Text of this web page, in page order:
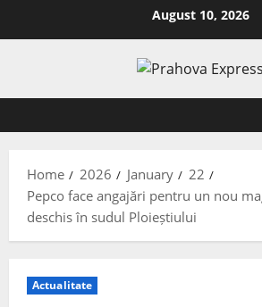
August 10, 2026
Home 2026 January
22
Pepco face angajări pentru un nou
deschis în sudul Ploieștiului
Actualitate